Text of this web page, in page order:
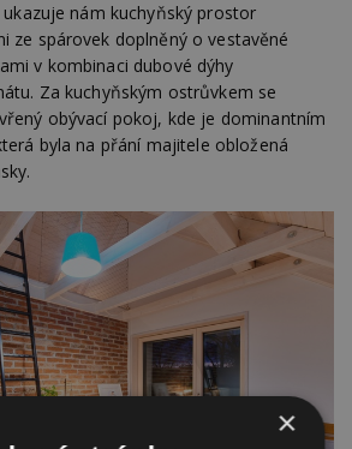
nám kuchyňský prostor
ze spárovek doplněný o vestavěné
v kombinaci dubové dýhy
Za kuchyňským ostrůvkem se
obývací pokoj, kde je dominantním
byla na přání majitele obložená
×